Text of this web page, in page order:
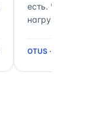
есть. Через
нагрузке между
OTUS · DevOps